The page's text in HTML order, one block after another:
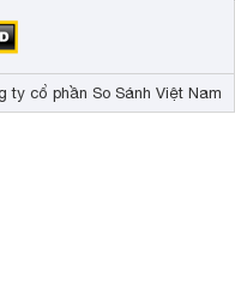
ty cổ phần So Sánh Việt Nam